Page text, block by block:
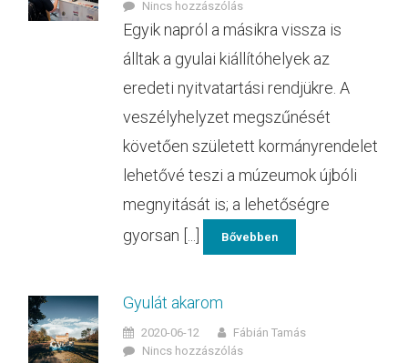
Nincs hozzászólás
Egyik napról a másikra vissza is
álltak a gyulai kiállítóhelyek az
eredeti nyitvatartási rendjükre. A
veszélyhelyzet megszűnését
követően született kormányrendelet
lehetővé teszi a múzeumok újbóli
megnyitását is; a lehetőségre
gyorsan [...]
Bővebben
Gyulát akarom
2020-06-12
Fábián Tamás
Nincs hozzászólás